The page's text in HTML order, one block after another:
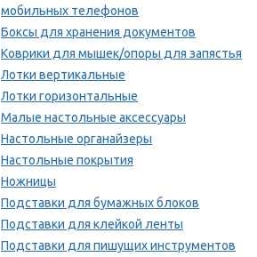
мобильных телефонов
Боксы для хранения документов
Коврики для мышек/опоры для запястья
Лотки вертикальные
Лотки горизонтальные
Малые настольные аксессуары
Настольные органайзеры
Настольные покрытия
Ножницы
Подставки для бумажных блоков
Подставки для клейкой ленты
Подставки для пишущих инструментов